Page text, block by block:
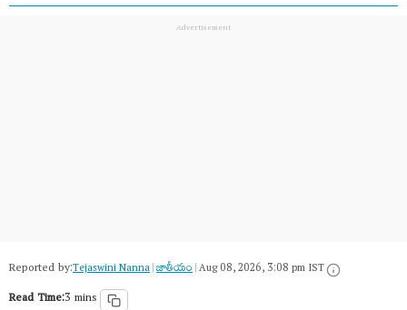
Reported by:Tejaswini Nanna|జాతీయం|Aug 08, 2026, 3:08 pm IST
Read Time:3 mins